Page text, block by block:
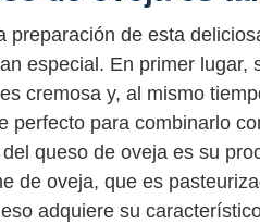
preparación de esta
especial. En primer lugar,
cremosa y, al mismo
perfecto para combinarlo
queso de oveja es su
de oveja, que es
adquiere su